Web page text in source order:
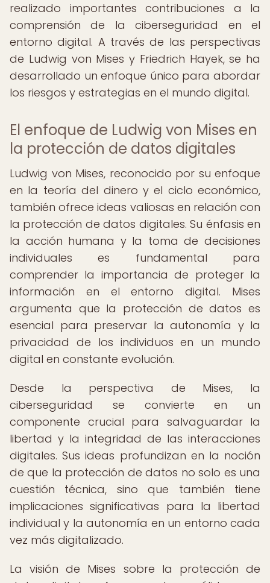
realizado importantes contribuciones a la
comprensión de la ciberseguridad en el
entorno digital. A través de las perspectivas
de Ludwig von Mises y Friedrich Hayek, se ha
desarrollado un enfoque único para abordar
los riesgos y estrategias en el mundo digital.
El enfoque de Ludwig von Mises en
la protección de datos digitales
Ludwig von Mises, reconocido por su enfoque
en la teoría del dinero y el ciclo económico,
también ofrece ideas valiosas en relación con
la protección de datos digitales. Su énfasis en
la acción humana y la toma de decisiones
individuales es fundamental para
comprender la importancia de proteger la
información en el entorno digital. Mises
argumenta que la protección de datos es
esencial para preservar la autonomía y la
privacidad de los individuos en un mundo
digital en constante evolución.
Desde la perspectiva de Mises, la
ciberseguridad se convierte en un
componente crucial para salvaguardar la
libertad y la integridad de las interacciones
digitales. Sus ideas profundizan en la noción
de que la protección de datos no solo es una
cuestión técnica, sino que también tiene
implicaciones significativas para la libertad
individual y la autonomía en un entorno cada
vez más digitalizado.
La visión de Mises sobre la protección de